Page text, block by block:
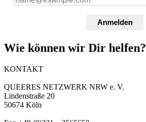
Anmelden
Wie können wir Dir helfen?
KONTAKT
QUEERES NETZWERK NRW e. V.
Lindenstraße 20
50674 Köln